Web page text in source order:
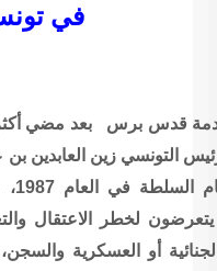
في
قدس برس
التونسي زين العابدين
لخطر الاعتقال
أو العسكرية